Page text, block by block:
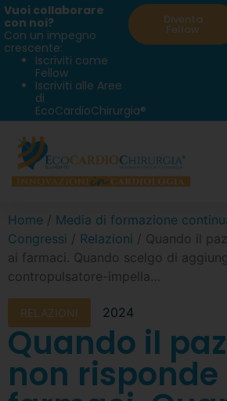
Vuoi collaborare
con noi?
Con un impegno
crescente:
Iscriviti come
Fellow
Iscriviti alle Aree
di
EcoCardioChirurgia®
Diventa
Fellow
Home / Media di formazione
Congressi / Relazioni / Quando il
ai farmaci. Quando scelgo di
contropulsatore-impella…
RELAZIONI 2024
Quando il
non risponde